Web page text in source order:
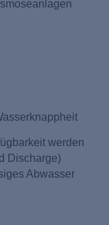
werden
Discharge)
Abwasser